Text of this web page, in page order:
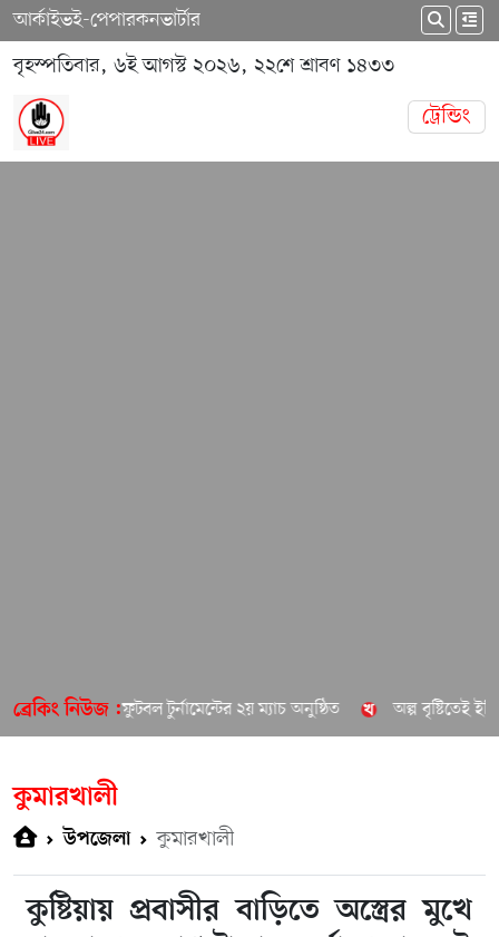
আর্কাইভই-পেপারকনভার্টার
বৃহস্পতিবার, ৬ই আগস্ট ২০২৬, ২২শে শ্রাবণ ১৪৩৩
ট্রেন্ডিং
ব্রেকিং নিউজ :ফুটবল টুর্নামেন্টের ২য় ম্যাচ অনুষ্ঠিত অল্প বৃষ্টিতেই ইবি
কুমারখালী
উপজেলা কুমারখালী
কুষ্টিয়ায় প্রবাসীর বাড়িতে অস্ত্রের মুখে